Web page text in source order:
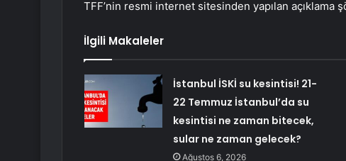
TFF’nin resmi internet sitesinden yapılan açıklama
İlgili Makaleler
İstanbul İSKİ su kesintisi! 21-
22 Temmuz İstanbul’da su
kesintisi ne zaman bitecek,
sular ne zaman gelecek?
Ağustos 6, 2026